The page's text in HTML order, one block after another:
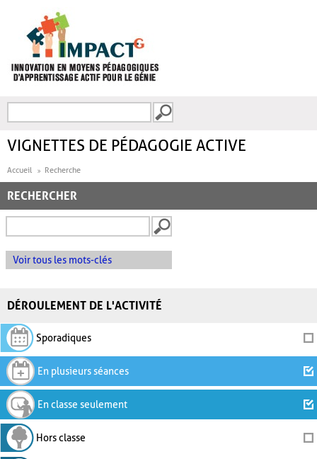
FORMULAIRE DE
VIGNETTES DE PÉDAGOGIE ACTIVE
Accueil Recherche
RECHERCHER
Voir tous les mots-clés
DÉROULEMENT DE L'ACTIVITÉ
Sporadiques
En plusieurs séances
En classe seulement
Hors classe